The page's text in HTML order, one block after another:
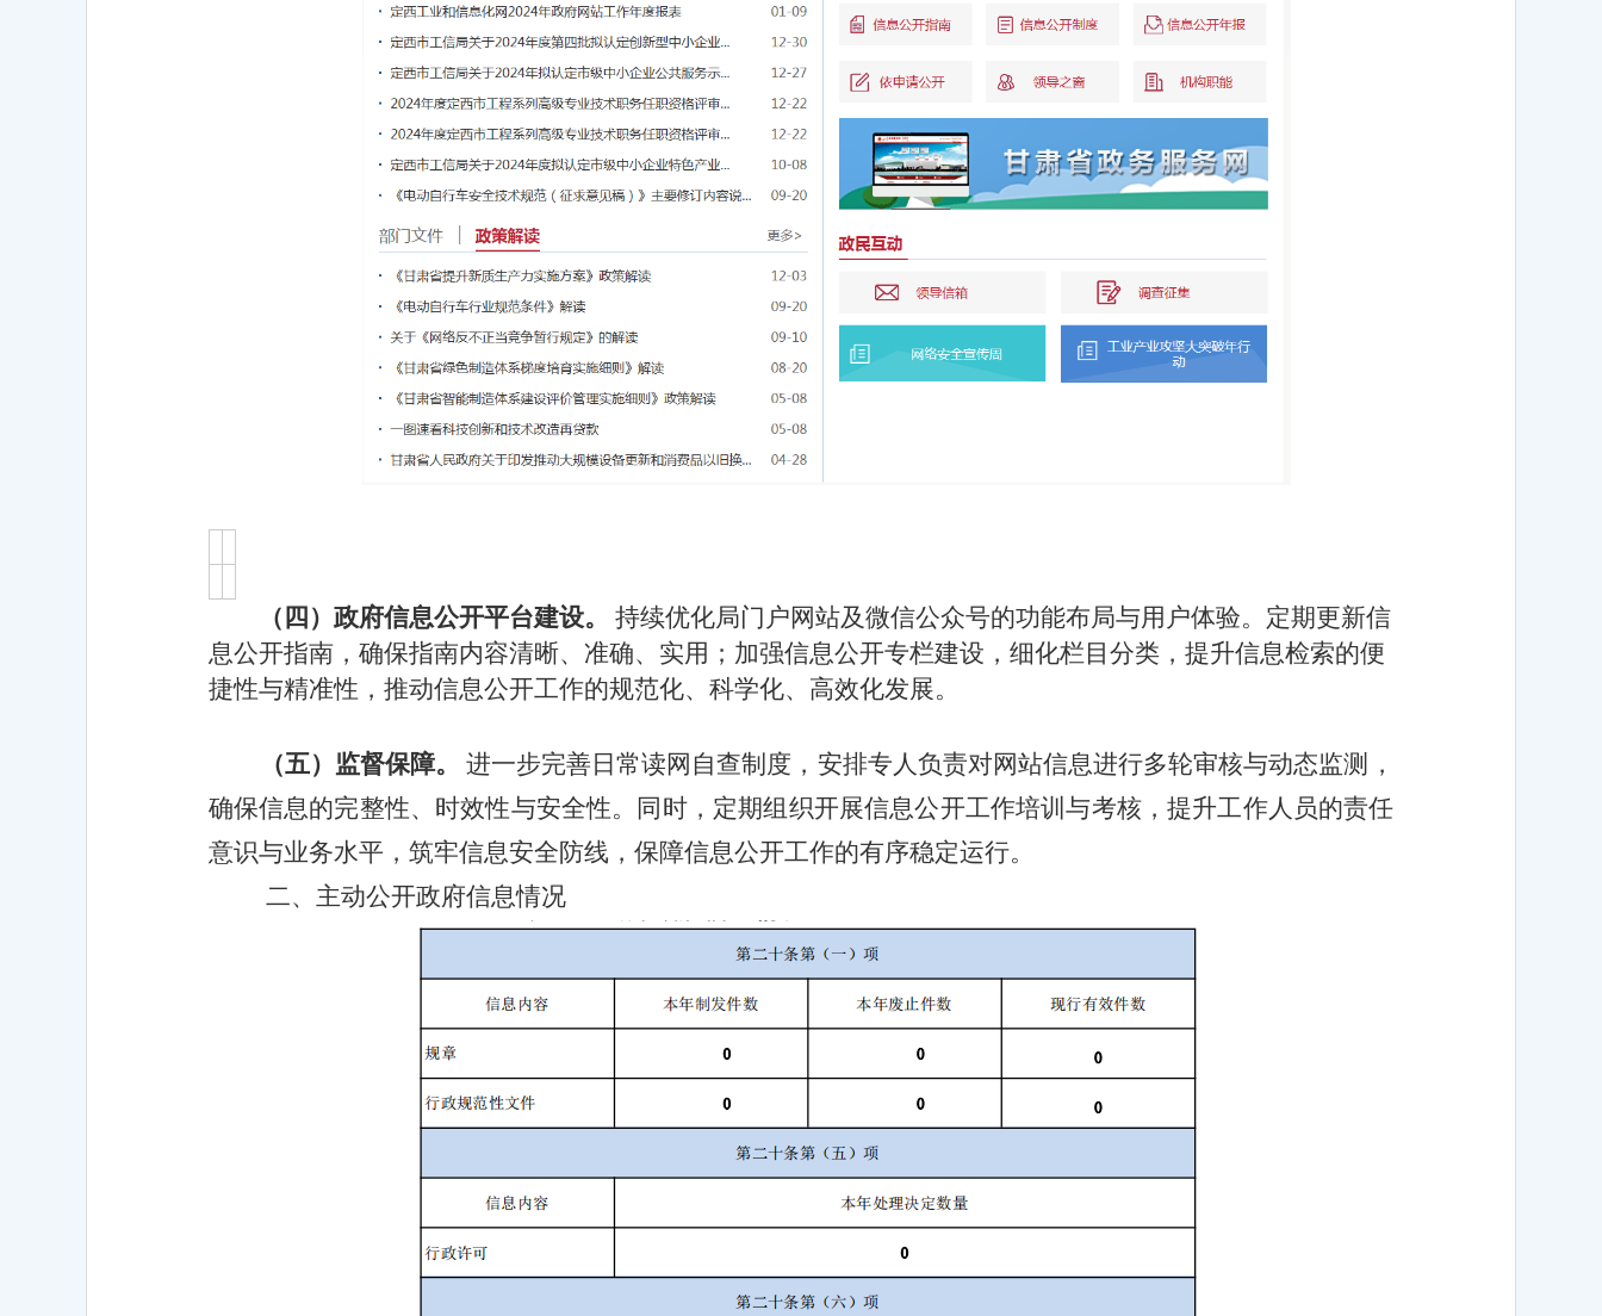
（四）政府信息公开平台建设。
持续优化局门户网站及微信公众号的功能布局与用户体验。定期更新信
息公开指南，确保指南内容清晰、准确、实用；加强信息公开专栏建设，细化栏目分类，提升信息检索的便
捷性与精准性，推动信息公开工作的规范化、科学化、高效化发展。
（五）监督保障。
进一步完善日常读网自查制度，安排专人负责对网站信息进行多轮审核与动态监测，
确保信息的完整性、时效性与安全性。同时，定期组织开展信息公开工作培训与考核，提升工作人员的责任
意识与业务水平，筑牢信息安全防线，保障信息公开工作的有序稳定运行。
二、主动公开政府信息情况